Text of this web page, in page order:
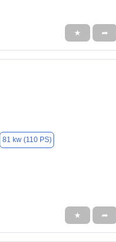
★ ➦
81 kw (110 PS)
★ ➦